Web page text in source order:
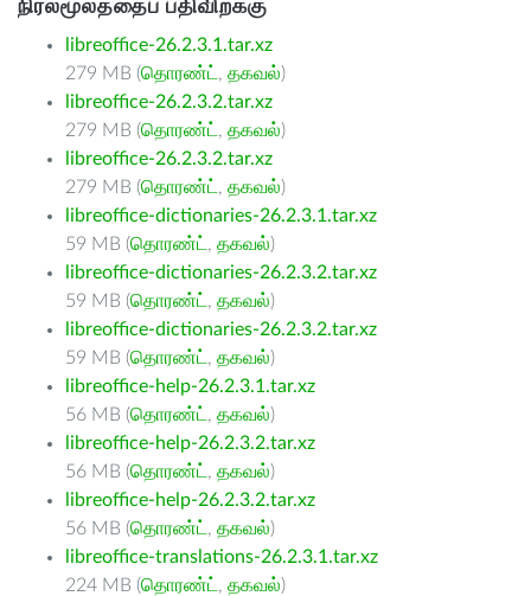
நிரல்மூலத்தைப் பதிவிறக்கு
libreoffice-26.2.3.1.tar.xz
279 MB (தொரண்ட் , தகவல்)
libreoffice-26.2.3.2.tar.xz
279 MB (தொரண்ட் , தகவல்)
libreoffice-26.2.3.2.tar.xz
279 MB (தொரண்ட் , தகவல்)
libreoffice-dictionaries-26.2.3.1.tar.xz
59 MB (தொரண்ட் , தகவல்)
libreoffice-dictionaries-26.2.3.2.tar.xz
59 MB (தொரண்ட் , தகவல்)
libreoffice-dictionaries-26.2.3.2.tar.xz
59 MB (தொரண்ட் , தகவல்)
libreoffice-help-26.2.3.1.tar.xz
56 MB (தொரண்ட் , தகவல்)
libreoffice-help-26.2.3.2.tar.xz
56 MB (தொரண்ட் , தகவல்)
libreoffice-help-26.2.3.2.tar.xz
56 MB (தொரண்ட் , தகவல்)
libreoffice-translations-26.2.3.1.tar.xz
224 MB (தொரண்ட் , தகவல்)